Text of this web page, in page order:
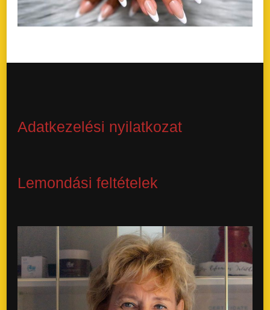
Adatkezelési nyilatkozat
Lemondási feltételek